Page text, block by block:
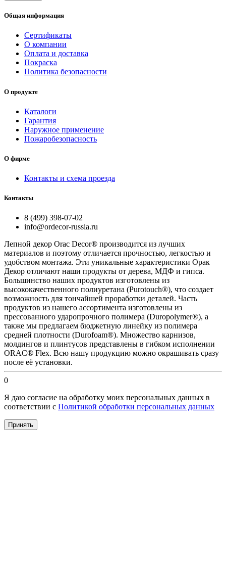
Общая информация
Сертификаты
О компании
Оплата и доставка
Покраска
Политика безопасности
О продукте
Каталоги
Гарантия
Наружное применение
Пожаробезопасность
О фирме
Контакты и схема проезда
Контакты
8 (499) 398-07-02
info@ordecor-russia.ru
Лепной декор Orac Decor® производится из лучших
материалов и поэтому отличается прочностью, легкостью и
удобством монтажа. Эти уникальные характеристики Орак
Декор отличают наши продукты от дерева, МДФ и гипса.
Большинство наших продуктов изготовлены из
высококачественного полиуретана (Purotouch®), что создает
возможность для тончайшей проработки деталей. Часть
продуктов из нашего ассортимента изготовлены из
прессованного ударопрочного полимера (Duropolymer®), а
также мы предлагаем бюджетную линейку из полимера
средней плотности (Durofoam®). Множество карнизов,
молдингов и плинтусов представлены в гибком исполнении
ORAC® Flex. Всю нашу продукцию можно окрашивать сразу
после её установки.
0
Я даю согласие на обработку моих персональных данных в
соответствии с Политикой обработки персональных данных
Принять